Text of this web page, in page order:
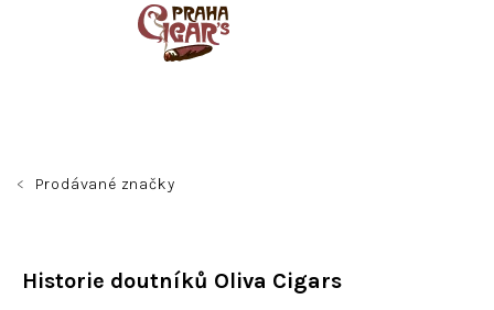
Prodávané značky
Historie doutníků Oliva Cigars